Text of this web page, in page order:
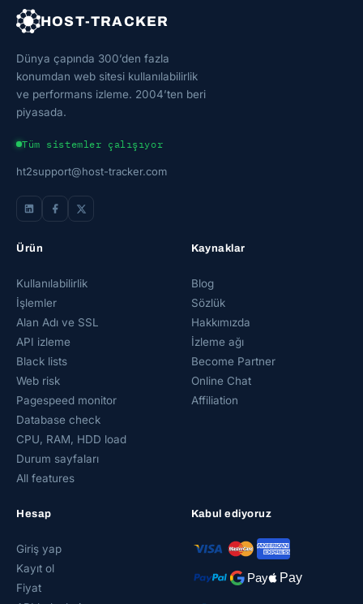
HOST-TRACKER
Dünya çapında 300’den fazla
konumdan web sitesi kullanılabilirlik
ve performans izleme. 2004’ten beri
piyasada.
Tüm sistemler çalışıyor
ht2support@host-tracker.com
Ürün
Kullanılabilirlik
İşlemler
Alan Adı ve SSL
API izleme
Black lists
Web risk
Pagespeed monitor
Database check
CPU, RAM, HDD load
Durum sayfaları
All features
Kaynaklar
Blog
Sözlük
Hakkımızda
İzleme ağı
Become Partner
Online Chat
Affiliation
Hesap
Giriş yap
Kayıt ol
Fiyat
Kabul ediyoruz